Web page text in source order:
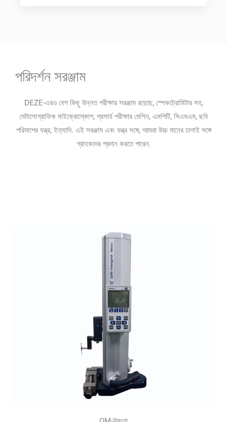
পরিদর্শন সরঞ্জাম
DEZE-এরও বেশ কিছু উন্নত পরীক্ষার সরঞ্জাম রয়েছে, স্পেকট্রোমিটার সহ,
মেটালোগ্রাফিক মাইক্রোস্কোপ, প্রসার্য পরীক্ষার মেশিন, এমপিটি, সিএমএম, ছবি
পরিমাপের যন্ত্র, ইত্যাদি. এই সরঞ্জাম এবং যন্ত্র সঙ্গে, আমরা উচ্চ মানের ঢালাই সঙ্গে
গ্রাহকদের প্রদান করতে পারেন.